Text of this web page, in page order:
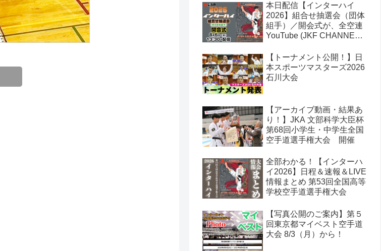
本日配信【インターハイ
2026】組合せ抽選会（団体
組手）／開会式が、全空連
YouTube (JKF CHANNEL)
53回全国高等学校空手道選
手権大会
【トーナメント公開！】日
本スポーツマスターズ2026
石川大会
【アーカイブ動画・結果あ
り！】JKA 文部科学大臣杯
第68回小学生・中学生全国
空手道選手権大会 開催
全部わかる！【インターハ
イ2026】日程＆速報＆LIVE
情報まとめ 第53回全国高等
学校空手道選手権大会
【写真公開のご案内】第５
回東京都マイベスト空手道
大会 8/3（月）から！